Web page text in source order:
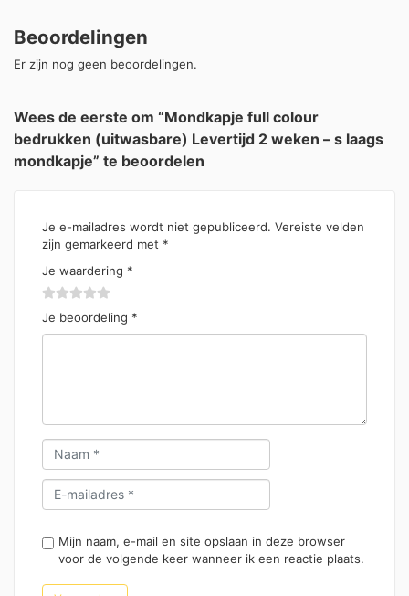
Beoordelingen
Er zijn nog geen beoordelingen.
Wees de eerste om “Mondkapje full colour
bedrukken (uitwasbare) Levertijd 2 weken – s laags
mondkapje” te beoordelen
Je e-mailadres wordt niet gepubliceerd. Vereiste velden
zijn gemarkeerd met *
Je waardering *
Je beoordeling *
Mijn naam, e-mail en site opslaan in deze browser
voor de volgende keer wanneer ik een reactie plaats.